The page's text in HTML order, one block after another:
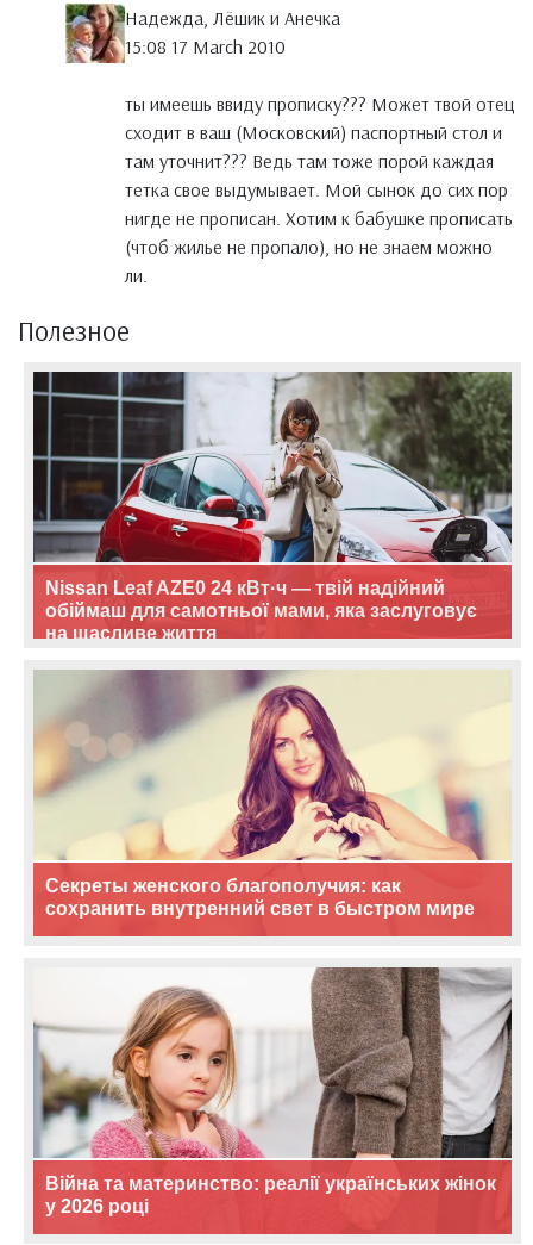
Надежда, Лёшик и Анечка
15:08 17 March 2010
ты имеешь ввиду прописку??? Может твой отец
сходит в ваш (Московский) паспортный стол и
там уточнит??? Ведь там тоже порой каждая
тетка свое выдумывает. Мой сынок до сих пор
нигде не прописан. Хотим к бабушке прописать
(чтоб жилье не пропало), но не знаем можно
ли.
Полезное
Nissan Leaf AZE0 24 кВт·ч — твій надійний
обіймаш для самотньої мами, яка заслуговує
на щасливе життя
Секреты женского благополучия: как
сохранить внутренний свет в быстром мире
Війна та материнство: реалії українських жінок
у 2026 році